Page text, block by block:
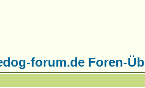
forum.de Foren-